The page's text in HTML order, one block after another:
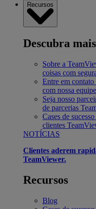
Recursos
Descubra
Sobre a
coisas com
Entre em contato
com nossa
Seja nosso
de parcerias
Cases de sucesso
clientes
NOTÍCIAS
Clientes aderem
TeamViewer.
Recursos
Blog